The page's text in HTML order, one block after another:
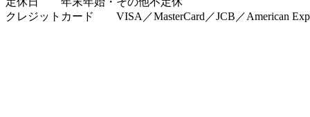
クレジットカード VISA／MasterCard／JCB／American